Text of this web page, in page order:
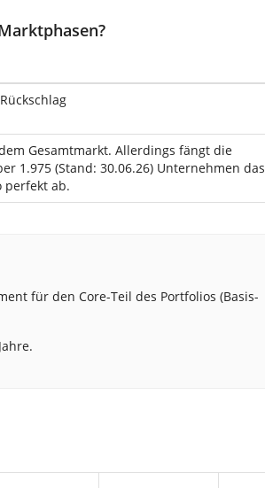
Gesamtmarkt. Allerdings fängt die
1.975 (Stand: 30.06.26) Unternehmen das
perfekt ab.
für den Core-Teil des Portfolios (Basis-